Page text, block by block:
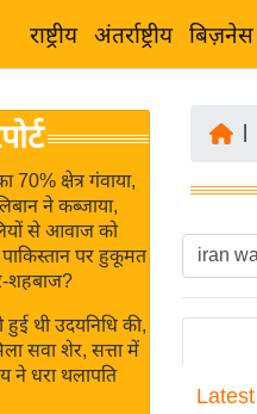
राष्ट्रीय अंतर्राष्ट्रीय बिज़नेस
70% क्षेत्र गंवाया,
ने कब्जाया,
से आवाज को
पर हुकूमत
शहबाज?
हुई थी उदयनिधि की,
सवा शेर, सत्ता में
ने धरा थलापति
Latest